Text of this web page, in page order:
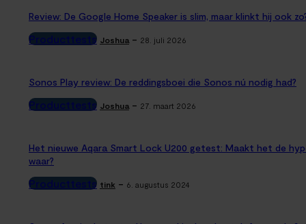
Review: De Google Home Speaker is slim, maar klinkt hij ook
Producttests Joshua - 28. juli 2026
Sonos Play review: De reddingsboei die Sonos nú nodig had?
Producttests Joshua - 27. maart 2026
Het nieuwe Aqara Smart Lock U200 getest: Maakt het de
waar?
Producttests tink - 6. augustus 2024